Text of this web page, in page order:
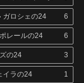
ガロシェの24 6
レールの24 6
の24 3
イラの24 1